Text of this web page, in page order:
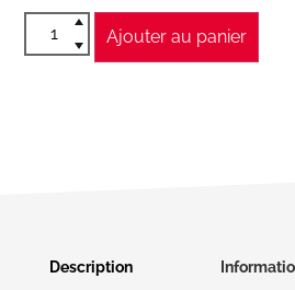
Ajouter au panier
Description